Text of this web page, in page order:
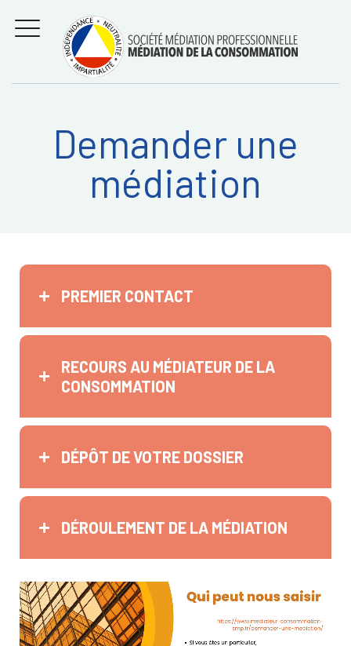
Régler les litiges
entre
consommateurs et
professionnels avec
la médiation de la
consommation
MENU
Recherche
Demander une
médiation
PREMIER CONTACT
RECOURS AU MÉDIATEUR DE LA
CONSOMMATION
DÉPÔT DE VOTRE DOSSIER
DÉROULEMENT DE LA MÉDIATION